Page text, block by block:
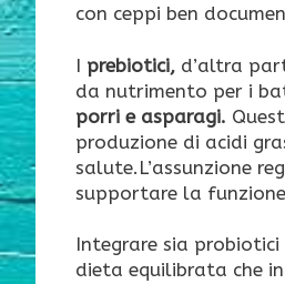
con ceppi ben
I prebiotici, d’altra
da nutrimento per i
porri e asparagi.
produzione di acidi
salute.L’assunzione
supportare la
Integrare sia
dieta equilibrata che